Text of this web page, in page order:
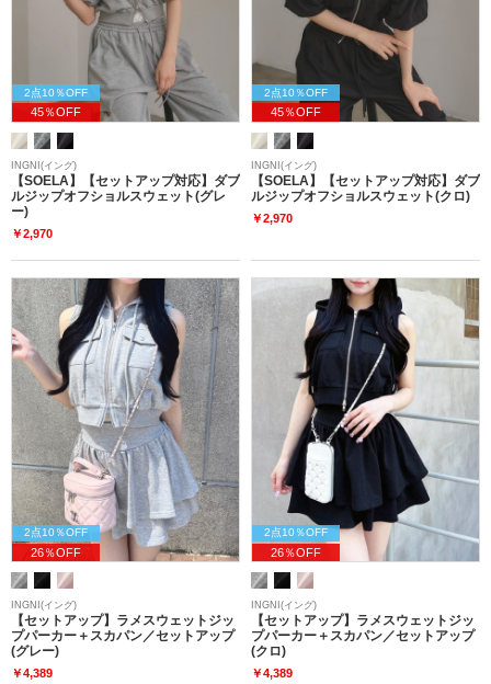
2点10％OFF
45％OFF
INGNI(イング)
【SOELA】【セットアップ対応】ダブ
ルジップオフショルスウェット(グレ
ー)
￥2,970
2点10％OFF
45％OFF
INGNI(イング)
【SOELA】【セットアップ対応】ダブ
ルジップオフショルスウェット(クロ)
￥2,970
2点10％OFF
26％OFF
INGNI(イング)
【セットアップ】ラメスウェットジッ
プパーカー＋スカパン／セットアップ
(グレー)
￥4,389
2点10％OFF
26％OFF
INGNI(イング)
【セットアップ】ラメスウェットジッ
プパーカー＋スカパン／セットアップ
(クロ)
￥4,389